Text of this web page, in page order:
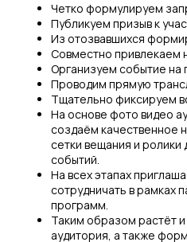
Четко формулируем
Публикуем призыв к
Из отозвавшихся
Совместно привлекаем
Организуем событие на
Проводим прямую
Тщательно фиксируем
На основе фото видео
создаём качественное
сетки вещания и
событий.
На всех этапах
сотрудничать в рамках
программ.
Таким образом растёт
аудитория, а также